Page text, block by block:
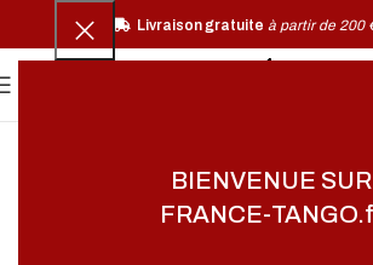
BIENVENUE SUR
FRANCE-
Livraison gratuite à partir de 200